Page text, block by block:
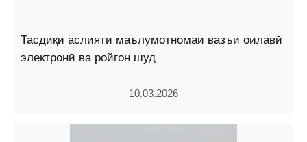
Тасдиқи аслияти маълумотномаи вазъи оилавӣ
электронӣ ва ройгон шуд
10.03.2026